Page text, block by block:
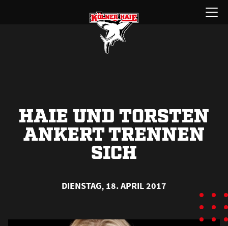
Menü
öffnen
HAIE UND TORSTEN
ANKERT TRENNEN
SICH
DIENSTAG, 18. APRIL 2017